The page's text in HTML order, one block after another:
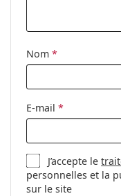
Autres
Sexe:
Marque:
Nom *
E-mail *
J’accepte le
personnelles et la
sur le site